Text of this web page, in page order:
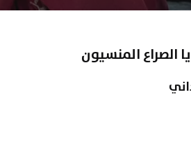
الصراع المنسيون